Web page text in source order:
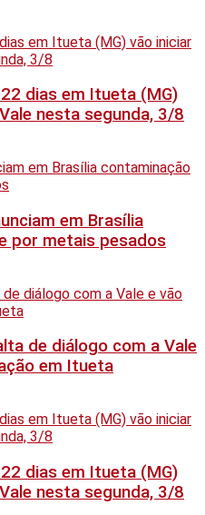
dias em Itueta (MG)
nesta segunda, 3/8
em Brasília
por metais pesados
de diálogo com a Vale
em Itueta
dias em Itueta (MG)
nesta segunda, 3/8